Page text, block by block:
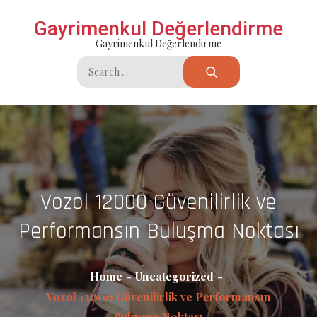
Gayrimenkul Değerlendirme
Gayrimenkul Değerlendirme
Search
for:
Vozol 12000 Güvenilirlik ve
Performansın Buluşma Noktası
Home
Uncategorized
Vozol 12000 Güvenilirlik ve Performansın